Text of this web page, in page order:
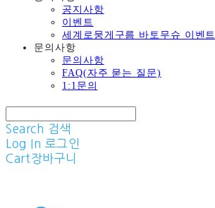
공지사항
이벤트
세계로뭉게구름 바토무슈 이벤트
문의사항
문의사항
FAQ(자주 묻는 질문)
1:1문의
Search 검색
Log In 로그인
Cart장바구니